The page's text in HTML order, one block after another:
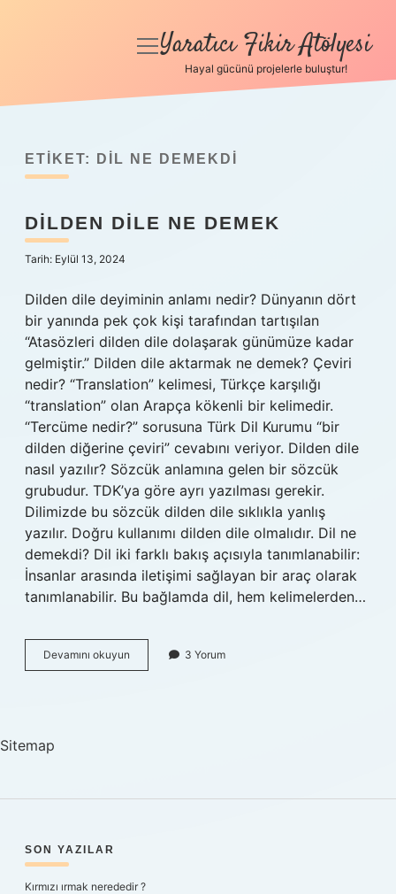
Anasayfa
Yasal Uyarı
Hakkımızda
menüyü
Yaratıcı Fikir Atölyesi
Hayal gücünü projelerle buluştur!
ETIKET: DIL NE DEMEKDI
DILDEN DILE NE DEMEK
Tarih: Eylül 13, 2024
Dilden dile deyiminin anlamı nedir? Dünyanın dört
bir yanında pek çok kişi tarafından tartışılan
“Atasözleri dilden dile dolaşarak günümüze kadar
gelmiştir.” Dilden dile aktarmak ne demek? Çeviri
nedir? “Translation” kelimesi, Türkçe karşılığı
“translation” olan Arapça kökenli bir kelimedir.
“Tercüme nedir?” sorusuna Türk Dil Kurumu “bir
dilden diğerine çeviri” cevabını veriyor. Dilden dile
nasıl yazılır? Sözcük anlamına gelen bir sözcük
grubudur. TDK’ya göre ayrı yazılması gerekir.
Dilimizde bu sözcük dilden dile sıklıkla yanlış
yazılır. Doğru kullanımı dilden dile olmalıdır. Dil ne
demekdi? Dil iki farklı bakış açısıyla tanımlanabilir:
İnsanlar arasında iletişimi sağlayan bir araç olarak
tanımlanabilir. Bu bağlamda dil, hem kelimelerden…
Devamını okuyun
Dile
3 Yorum
Sitemap
SIDEBAR
SON YAZILAR
Kırmızı ırmak nerededir ?